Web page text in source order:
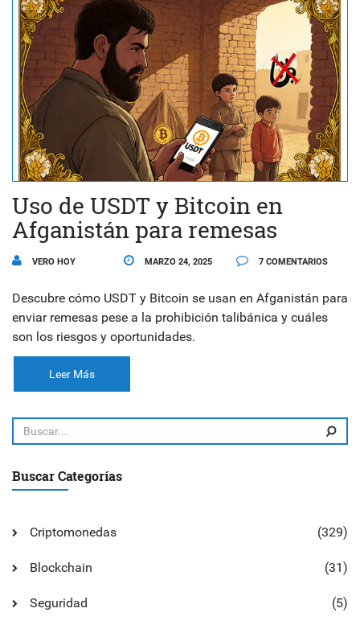
Uso de USDT y Bitcoin en
Afganistán para remesas
VERO HOY MARZO 24, 2025 7 COMENTARIOS
Descubre cómo USDT y Bitcoin se usan en Afganistán para
enviar remesas pese a la prohibición talibánica y cuáles
son los riesgos y oportunidades.
Leer Más
Buscar Categorías
Criptomonedas (329)
Blockchain (31)
Seguridad (5)